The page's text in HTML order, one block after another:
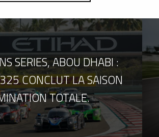
SERIES, ABOU DHABI :
CONCLUT LA SAISON
TOTALE.